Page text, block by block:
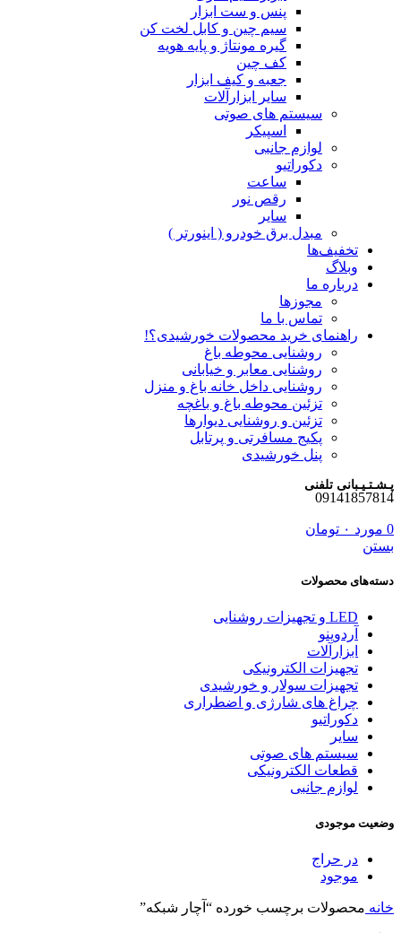
پنس و ست ابزار
سیم چین و کابل لخت کن
گیره مونتاژ و پایه هویه
کف چین
جعبه و کیف ابزار
سایر ابزارآلات
سیستم های صوتی
اسپیکر
لوازم جانبی
دکوراتیو
ساعت
رقص نور
سایر
مبدل برق خودرو ( اینورتر )
تخفیف‌ها
وبلاگ
درباره ما
مجوزها
تماس با ما
راهنمای خرید محصولات خورشیدی؟!
روشنایی محوطه باغ
روشنایی معابر و خیابانی
روشنایی داخل خانه باغ و منزل
تزئین محوطه باغ و باغچه
تزئین و روشنایی دیوارها
پکیج مسافرتی و پرتابل
پنل خورشیدی
پـشـتـیـبانی تلفنی
09141857814
0 مورد ۰ تومان
بستن
دسته‌های محصولات
LED و تجهیزات روشنایی
آردوینو
ابزارآلات
تجهیزات الکترونیکی
تجهیزات سولار و خورشیدی
چراغ های شارژی و اضطراری
دکوراتیو
سایر
سیستم های صوتی
قطعات الکترونیکی
لوازم جانبی
وضعیت موجودی
در حراج
موجود
خانه محصولات برچسب خورده “آچار شبکه”